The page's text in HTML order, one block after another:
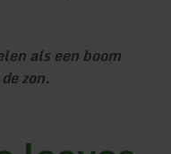
als een boom
zon.